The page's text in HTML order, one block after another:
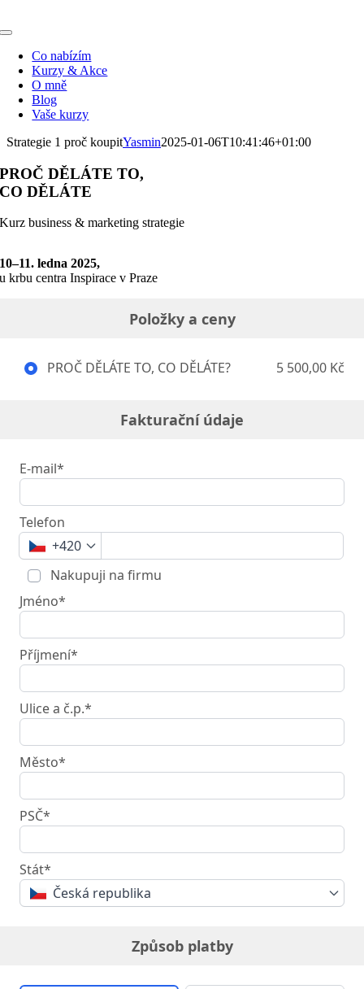
na
Toggle
NavigationCo nabízím
Kurzy & Akce
O mně
Blog
Vaše kurzy
Strategie 1 proč koupitYasmin2025-01-06T10:41:46+01:00
PROČ DĚLÁTE TO,
CO DĚLÁTE
Kurz business & marketing strategie
10–⁠11. ledna 2025,
u krbu centra Inspirace v Praze
Položky a ceny
PROČ DĚLÁTE TO, CO DĚLÁTE? 5 500,00 Kč
Fakturační údaje
E-mail*
Telefon
+420
Nakupuji na firmu
Jméno*
Příjmení*
Ulice a č.p.*
Město*
PSČ*
Stát*
Česká republika
Způsob platby